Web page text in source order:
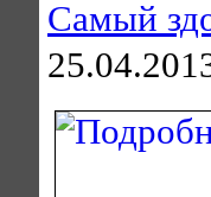
Самый